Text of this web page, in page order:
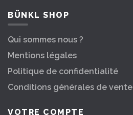
BÜNKL SHOP
Qui sommes nous ?
Mentions légales
Politique de confidentialité
Conditions générales de vente
VOTRE COMPTE